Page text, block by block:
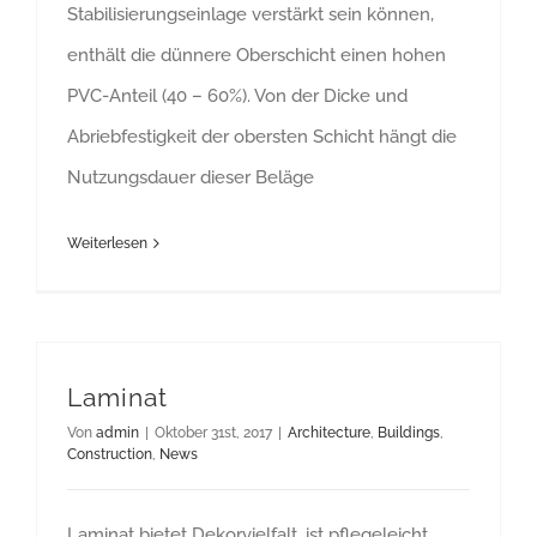
Stabilisierungseinlage verstärkt sein können,
enthält die dünnere Oberschicht einen hohen
PVC-Anteil (40 – 60%). Von der Dicke und
Abriebfestigkeit der obersten Schicht hängt die
Nutzungsdauer dieser Beläge
Weiterlesen
Laminat
Von admin | Oktober 31st, 2017 | Architecture, Buildings,
Construction, News